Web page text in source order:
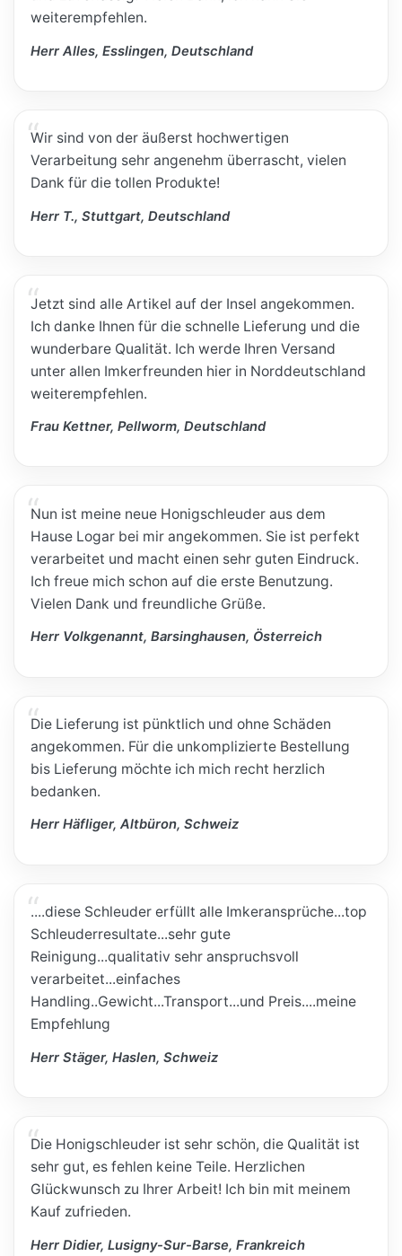
weiterempfehlen.
Herr Alles, Esslingen, Deutschland
Wir sind von der äußerst hochwertigen
Verarbeitung sehr angenehm überrascht, vielen
Dank für die tollen Produkte!
Herr T., Stuttgart, Deutschland
Jetzt sind alle Artikel auf der Insel angekommen.
Ich danke Ihnen für die schnelle Lieferung und die
wunderbare Qualität. Ich werde Ihren Versand
unter allen Imkerfreunden hier in Norddeutschland
weiterempfehlen.
Frau Kettner, Pellworm, Deutschland
Nun ist meine neue Honigschleuder aus dem
Hause Logar bei mir angekommen. Sie ist perfekt
verarbeitet und macht einen sehr guten Eindruck.
Ich freue mich schon auf die erste Benutzung.
Vielen Dank und freundliche Grüße.
Herr Volkgenannt, Barsinghausen, Österreich
Die Lieferung ist pünktlich und ohne Schäden
angekommen. Für die unkomplizierte Bestellung
bis Lieferung möchte ich mich recht herzlich
bedanken.
Herr Häfliger, Altbüron, Schweiz
....diese Schleuder erfüllt alle Imkeransprüche...top
Schleuderresultate...sehr gute
Reinigung...qualitativ sehr anspruchsvoll
verarbeitet...einfaches
Handling..Gewicht...Transport...und Preis....meine
Empfehlung
Herr Stäger, Haslen, Schweiz
Die Honigschleuder ist sehr schön, die Qualität ist
sehr gut, es fehlen keine Teile. Herzlichen
Glückwunsch zu Ihrer Arbeit! Ich bin mit meinem
Kauf zufrieden.
Herr Didier, Lusigny-Sur-Barse, Frankreich